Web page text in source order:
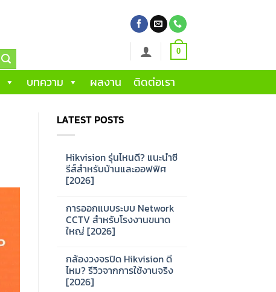
0
บทความ ผลงาน ติดต่อเรา
LATEST POSTS
Hikvision รุ่นไหนดี? แนะนำซี
รีส์สำหรับบ้านและออฟฟิศ
[2026]
on
Hikvision
รุ่น
ไหน
ซี
รีส์
สำหรับ
บ้าน
และ
การออกแบบระบบ Network
CCTV สำหรับโรงงานขนาด
ใหญ่ [2026]
on
การ
ออกแบบ
ระบบ
กล้องวงจรปิด Hikvision ดี
ไหม? รีวิวจากการใช้งานจริง
[2026]